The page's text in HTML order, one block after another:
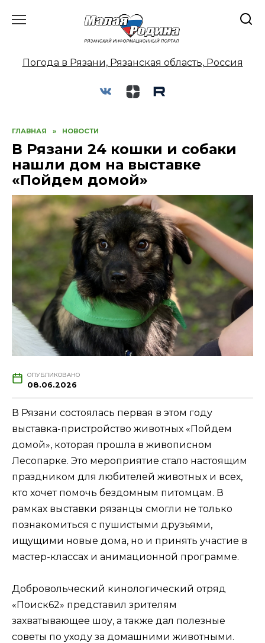
Погода в Рязани, Рязанская область, Россия
ГЛАВНАЯ » НОВОСТИ
В Рязани 24 кошки и собаки
нашли дом на выставке
«Пойдем домой»
ОПУБЛИКОВАНО
08.06.2026
В Рязани состоялась первая в этом году
выставка-пристройство животных «Пойдем
домой», которая прошла в живописном
Лесопарке. Это мероприятие стало настоящим
праздником для любителей животных и всех,
кто хочет помочь бездомным питомцам. В
рамках выставки рязанцы смогли не только
познакомиться с пушистыми друзьями,
ищущими новые дома, но и принять участие в
мастер-классах и анимационной программе.
Добровольческий кинологический отряд
«Поиск62» представил зрителям
захватывающее шоу, а также дал полезные
советы по уходу за домашними животными.